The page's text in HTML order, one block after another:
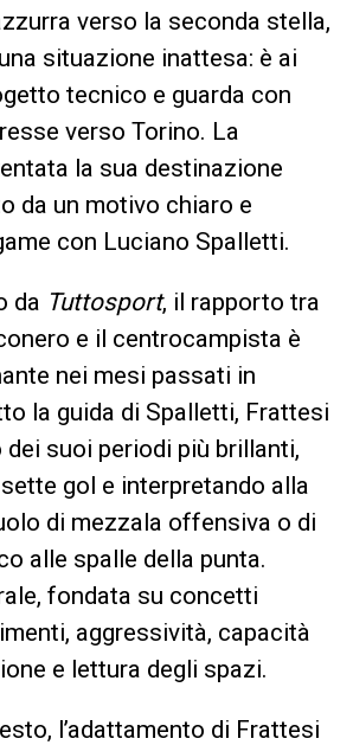
verso la seconda stella,
situazione inattesa: è ai
tecnico e guarda con
verso Torino. La
la sua destinazione
da un motivo chiaro e
con Luciano Spalletti.
da Tuttosport, il rapporto tra
e il centrocampista è
nei mesi passati in
la guida di Spalletti, Frattesi
suoi periodi più brillanti,
gol e interpretando alla
di mezzala offensiva o di
alle spalle della punta.
fondata su concetti
aggressività, capacità
e lettura degli spazi.
l’adattamento di Frattesi